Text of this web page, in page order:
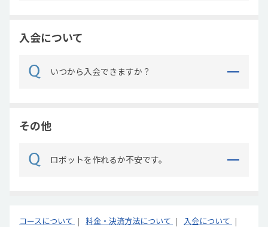
入会について
いつから入会できますか？
その他
ロボットを作れるか不安です。
コースについて 料金・決済方法について
入会について